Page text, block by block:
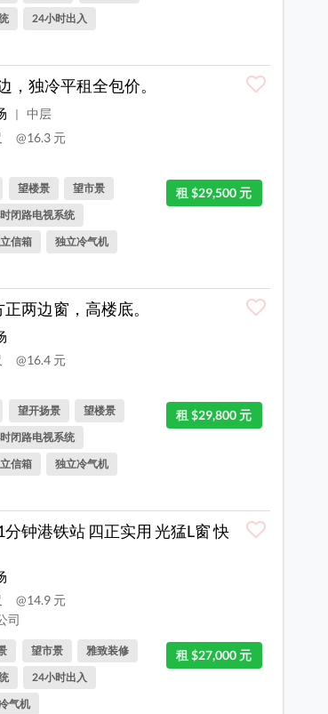
24小时出入
，独冷平租全包价。
|
中层
@16.3 元
租 $29,500 元
望楼景
望市景
闭路电视系统
信箱 独立冷气机
两边窗，高楼底。
@16.4 元
租 $29,800 元
望开扬景
望楼景
闭路电视系统
信箱 独立冷气机
钟港铁站 四正实用 光猛L窗 快
@14.9 元
司
租 $27,000 元
望市景
雅致装修
24小时出入
气机